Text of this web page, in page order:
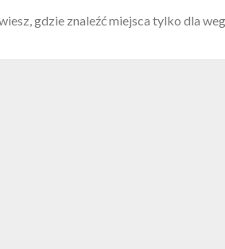
gdzie znaleźć miejsca tylko dla